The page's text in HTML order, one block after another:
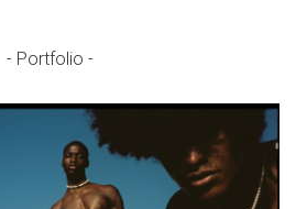
- Portfolio -